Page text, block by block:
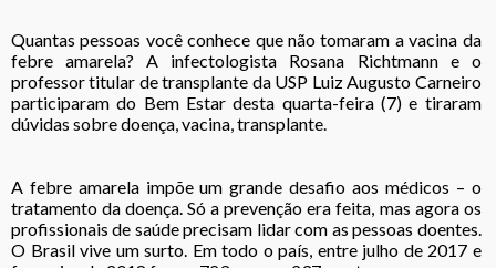
Quantas pessoas você conhece que não tomaram a vacina da
febre amarela? A infectologista Rosana Richtmann e o
professor titular de transplante da USP Luiz Augusto Carneiro
participaram do Bem Estar desta quarta-feira (7) e tiraram
dúvidas sobre doença, vacina, transplante.
A febre amarela impõe um grande desafio aos médicos – o
tratamento da doença. Só a prevenção era feita, mas agora os
profissionais de saúde precisam lidar com as pessoas doentes.
O Brasil vive um surto. Em todo o país, entre julho de 2017 e